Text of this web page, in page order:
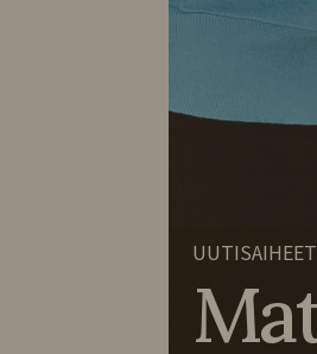
UUTISAIHEET